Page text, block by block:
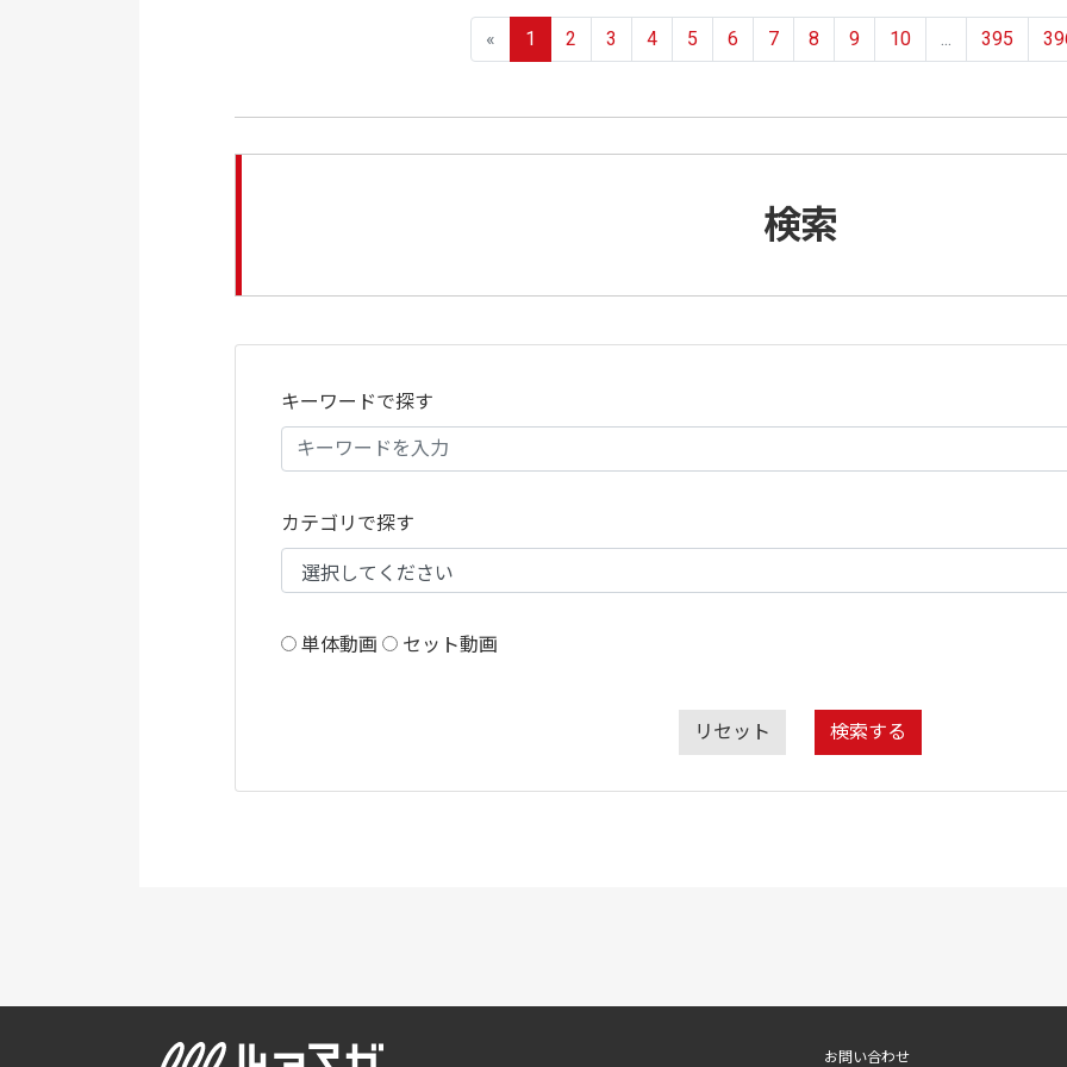
« 1 2 3 4 5 6 7 8 9 10 ... 395
検索
キーワードで探す
カテゴリで探す
単体動画 セット動画
リセット 検索する
お問い合わせ